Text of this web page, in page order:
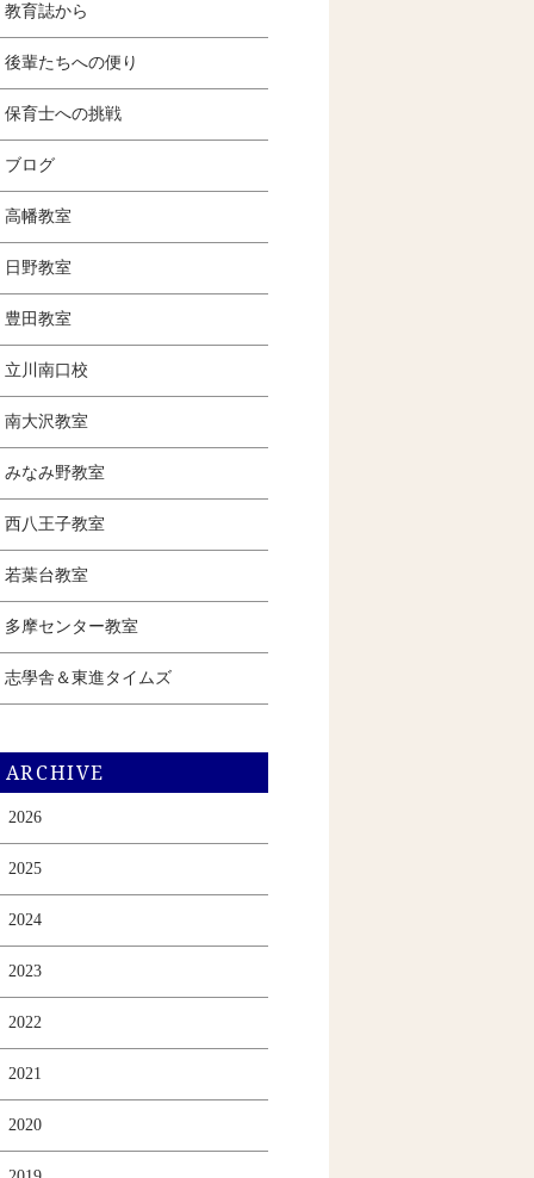
教育誌から
後輩たちへの便り
保育士への挑戦
ブログ
高幡教室
日野教室
豊田教室
立川南口校
南大沢教室
みなみ野教室
西八王子教室
若葉台教室
多摩センター教室
志學舎＆東進タイムズ
ARCHIVE
2026
2025
2024
2023
2022
2021
2020